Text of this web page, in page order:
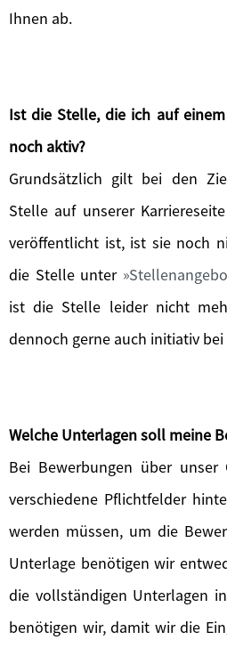
Ihnen ab.
Ist die Stelle, die ich auf
noch aktiv?
Grundsätzlich gilt bei den
Stelle auf unserer
veröffentlicht ist, ist sie noch
die Stelle unter
ist die Stelle leider nicht
dennoch gerne auch initiativ
Welche Unterlagen soll meine
Bei Bewerbungen über
verschiedene Pflichtfelder
werden müssen, um die
Unterlage benötigen wir
die vollständigen Unterlagen
benötigen wir, damit wir die